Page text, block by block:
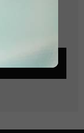
e-shopu.